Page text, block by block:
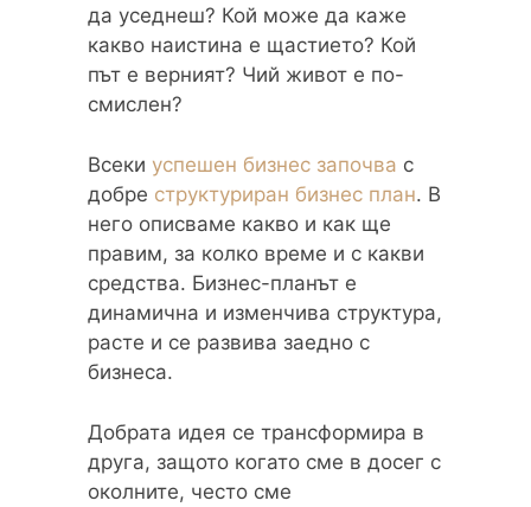
да уседнеш? Кой може да каже
какво наистина е щастието? Кой
път е верният? Чий живот е по-
смислен?
Всеки успешен бизнес започва с
добре структуриран бизнес план. В
него описваме какво и как ще
правим, за колко време и с какви
средства. Бизнес-планът е
динамична и изменчива структура,
расте и се развива заедно с
бизнеса.
Добрата идея се трансформира в
друга, защото когато сме в досег с
околните, често сме